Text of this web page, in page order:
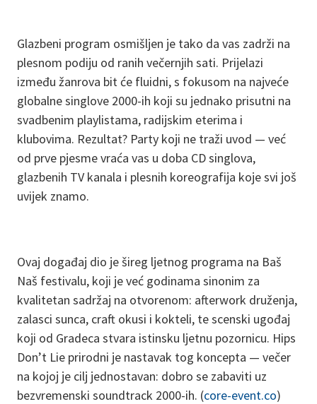
Glazbeni program osmišljen je tako da vas zadrži na
plesnom podiju od ranih večernjih sati. Prijelazi
između žanrova bit će fluidni, s fokusom na najveće
globalne singlove 2000-ih koji su jednako prisutni na
svadbenim playlistama, radijskim eterima i
klubovima. Rezultat? Party koji ne traži uvod — već
od prve pjesme vraća vas u doba CD singlova,
glazbenih TV kanala i plesnih koreografija koje svi još
uvijek znamo.
Ovaj događaj dio je šireg ljetnog programa na Baš
Naš festivalu, koji je već godinama sinonim za
kvalitetan sadržaj na otvorenom: afterwork druženja,
zalasci sunca, craft okusi i kokteli, te scenski ugođaj
koji od Gradeca stvara istinsku ljetnu pozornicu. Hips
Don’t Lie prirodni je nastavak tog koncepta — večer
na kojoj je cilj jednostavan: dobro se zabaviti uz
bezvremenski soundtrack 2000-ih. (core-event.co)